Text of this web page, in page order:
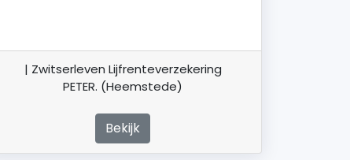
| Zwitserleven Lijfrenteverzekering
PETER. (Heemstede)
Bekijk